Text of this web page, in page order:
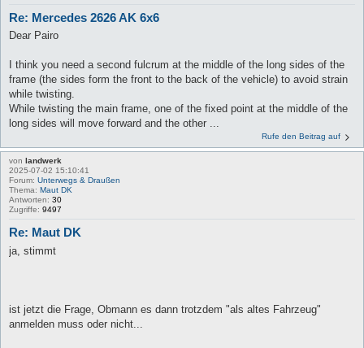
Re: Mercedes 2626 AK 6x6
Dear Pairo
I think you need a second fulcrum at the middle of the long sides of the
frame (the sides form the front to the back of the vehicle) to avoid strain
while twisting.
While twisting the main frame, one of the fixed point at the middle of the
long sides will move forward and the other ...
Rufe den Beitrag auf
von
landwerk
2025-07-02 15:10:41
Forum: Unterwegs & Draußen
Thema: Maut DK
Antworten: 30
Zugriffe: 9497
Re: Maut DK
ja, stimmt
ist jetzt die Frage, Obmann es dann trotzdem "als altes Fahrzeug"
anmelden muss oder nicht...